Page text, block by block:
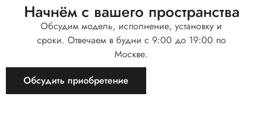
Начнём с вашего пространства
Обсудим модель, исполнение, установку и
сроки. Отвечаем в будни с 9:00 до 19:00 по
Москве.
Обсудить приобретение